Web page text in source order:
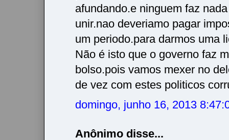
afundando.e ninguem faz
unir.nao deveriamo pagar
um periodo.para darmos uma
Não é isto que o governo faz
bolso.pois vamos mexer no
de vez com estes politicos
domingo, junho 16, 2013
Anônimo disse...